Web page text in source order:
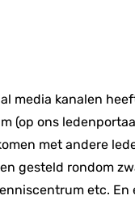
media kanalen
(op ons
met andere
gesteld rondom
etc. En